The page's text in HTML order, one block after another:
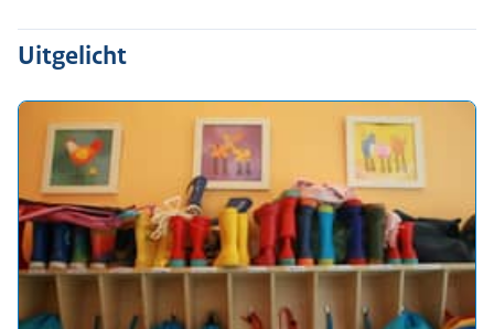
Uitgelicht